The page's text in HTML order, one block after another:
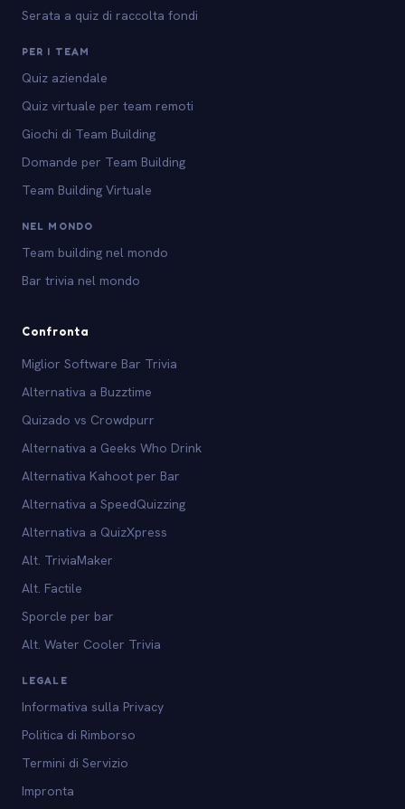
Serata a quiz di raccolta fondi
PER I TEAM
Quiz aziendale
Quiz virtuale per team remoti
Giochi di Team Building
Domande per Team Building
Team Building Virtuale
NEL MONDO
Team building nel mondo
Bar trivia nel mondo
Confronta
Miglior Software Bar Trivia
Alternativa a Buzztime
Quizado vs Crowdpurr
Alternativa a Geeks Who Drink
Alternativa Kahoot per Bar
Alternativa a SpeedQuizzing
Alternativa a QuizXpress
Alt. TriviaMaker
Alt. Factile
Sporcle per bar
Alt. Water Cooler Trivia
LEGALE
Informativa sulla Privacy
Politica di Rimborso
Termini di Servizio
Impronta